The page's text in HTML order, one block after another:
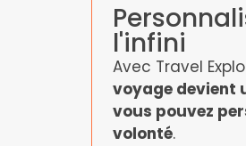
l'infini
Avec Travel
voyage devient
vous pouvez
volonté.